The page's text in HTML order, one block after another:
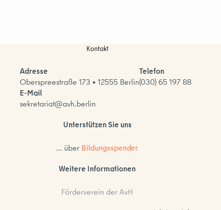
Kontakt
Adresse
Oberspreestraße 173 • 12555 Berlin
Telefon
(030) 65 197 88
E-Mail
sekretariat@avh.berlin
Unterstützen Sie uns
... über Bildungsspender
Weitere Informationen
Förderverein der AvH